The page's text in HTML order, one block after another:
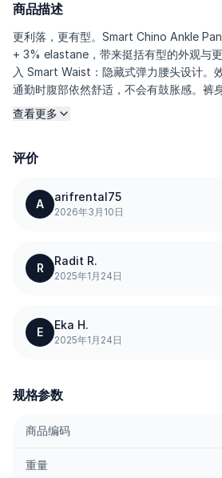
商品描述
更利落，更有型。Smart Chino Ankle
+ 3% elastane，带来挺括有型的外观与
入 Smart Waist：隐藏式弹力腰头设计。
通勤时腹部依然舒适，不会有鼓胀感。裤
饰版型，ankle 裤长与中线压褶让整体轮
规格说明
法；elastane 增加弹性，并帮助裤型保
✨Smart Elastic Waist (Hidden) — 弹力
✨Tailored Darts — 前后关键位置加入
条，让垂坠更干净，质感更显高级。
用，线条始终整洁。
下也不易感到燥热。
久坐、步行或骑行后也能迅速恢复平整。
查看更多
评价
A
arifrental75
2026年3月10日
R
Radit R.
2025年1月24日
E
Eka H.
2025年1月24日
规格参数
商品编码
重量